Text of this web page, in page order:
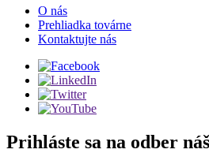
O nás
Prehliadka továrne
Kontaktujte nás
Prihláste sa na odber